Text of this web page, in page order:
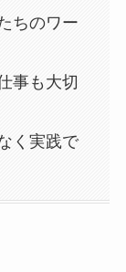
ちのワー
事も大切
く実践で